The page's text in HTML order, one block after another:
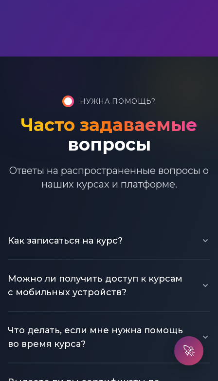
НУЖНА ПОМОЩЬ?
Часто задаваемые
вопросы
Ответы на распространенные вопросы о
наших курсах и платформе.
Как записаться на курс?
Можно ли получить доступ к курсам
с мобильных устройств?
Что делать, если мне нужна помощь
во время курса?
🚀